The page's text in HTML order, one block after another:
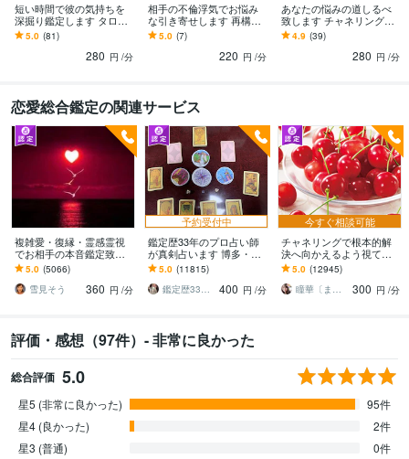
短い時間で彼の気持ちを
深掘り鑑定します タロッ
ト・ルノルマン複数オラ
クル使用寄り添い届けま
5.0 (81)
280 円 /分
相手の不倫浮気でお悩み
な引き寄せします 再構築
ご夫婦、カップルをチャ
ネリングし霊視鑑定しま
5.0 (7)
220 円 /分
あなたの悩みの道しるべ
致します チャネリング霊
視でカードをどんどん展
開してお悩み解決します
4.9 (39)
280 円 /分
恋愛総合鑑定の関連サービス
複雑愛・復縁・霊感霊視
でお相手の本音鑑定致し
ます 降りて来た言葉をそ
のままお伝えします。
5.0 (5066)
雪見そう
360 円 /分
予約受付中
鑑定歴33年のプロ占い師
が真剣占います 博多・廓
屋の純血統占い祈願師
雷鳥
5.0 (11815)
鑑定歴33年のプロ占い師 雷鳥
400 円 /分
今すぐ相談可能
チャネリングで根本的解
決へ向かえるよう視てい
きます 恋愛で迷われ彼の
本音、彼との未来が気に
なるあなたへ
5.0 (12945)
瞳華〔まなか〕
300 円 /分
評価・感想（97件）- 非常に良かった
総合評価 5.0
星5 (非常に良かった)
95件
星4 (良かった)
2件
星3 (普通)
0件